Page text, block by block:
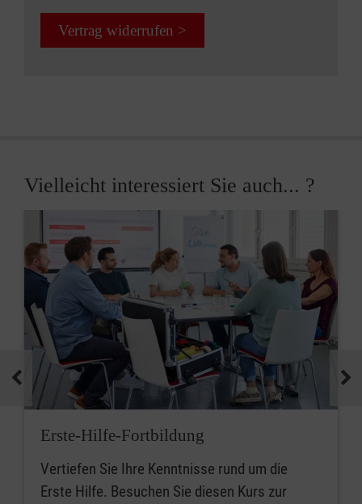
Vertrag widerrufen >
Vielleicht interessiert Sie auch... ?
Erste-Hilfe-Fortbildung
Vertiefen Sie Ihre Kenntnisse rund um die
Erste Hilfe. Besuchen Sie diesen Kurs zur